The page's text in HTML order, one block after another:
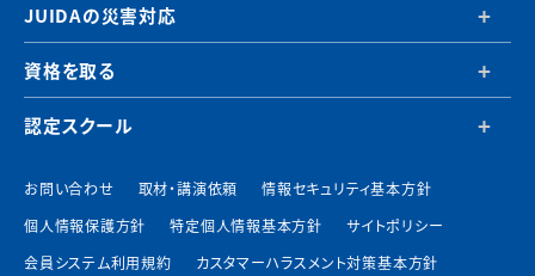
JUIDAの災害対応
資格を取る
認定スクール
お問い合わせ 取材・講演依頼
情報セキュリティ基本方針
個人情報保護方針
特定個人情報基本方針
サイトポリシー
会員システム利用規約
カスタマーハラスメント対策基本方針